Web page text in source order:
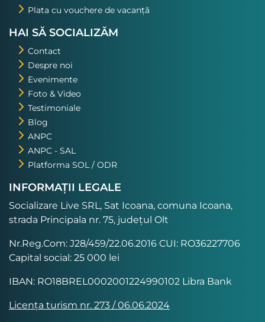
Plata cu vouchere de vacanță
HAI SĂ SOCIALIZĂM
Contact
Despre noi
Evenimente
Foto & Video
Testimoniale
Blog
ANPC
ANPC - SAL
Platforma SOL / ODR
INFORMAȚII LEGALE
Socializare Live SRL, Sat Icoana, comuna Icoana,
strada Principala nr. 75, județul Olt
Nr.Reg.Com: J28/459/22.06.2016 CUI: RO36227706
Capital social: 25 000 lei
IBAN: RO18BREL0002001224990102 Libra Bank
Licența turism nr. 273 / 06.06.2024